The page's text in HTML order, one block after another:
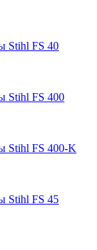
Stihl FS 40
Stihl FS 400
Stihl FS 400-K
Stihl FS 45